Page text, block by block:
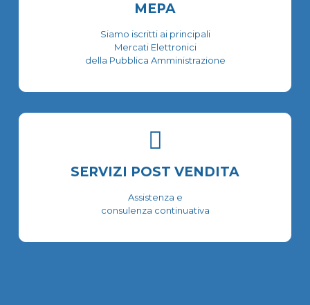
MEPA
Siamo iscritti ai principali
Mercati Elettronici
della Pubblica Amministrazione
SERVIZI POST VENDITA
Assistenza e
consulenza continuativa